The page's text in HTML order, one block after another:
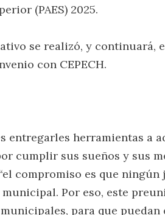
(PAES) 2025.
se realizó, y continuará,
con CEPECH.
herramientas a
cumplir sus sueños y sus
compromiso es que
Por eso, este
para que